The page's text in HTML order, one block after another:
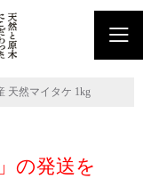
天然マイタケ 1kg
の発送を